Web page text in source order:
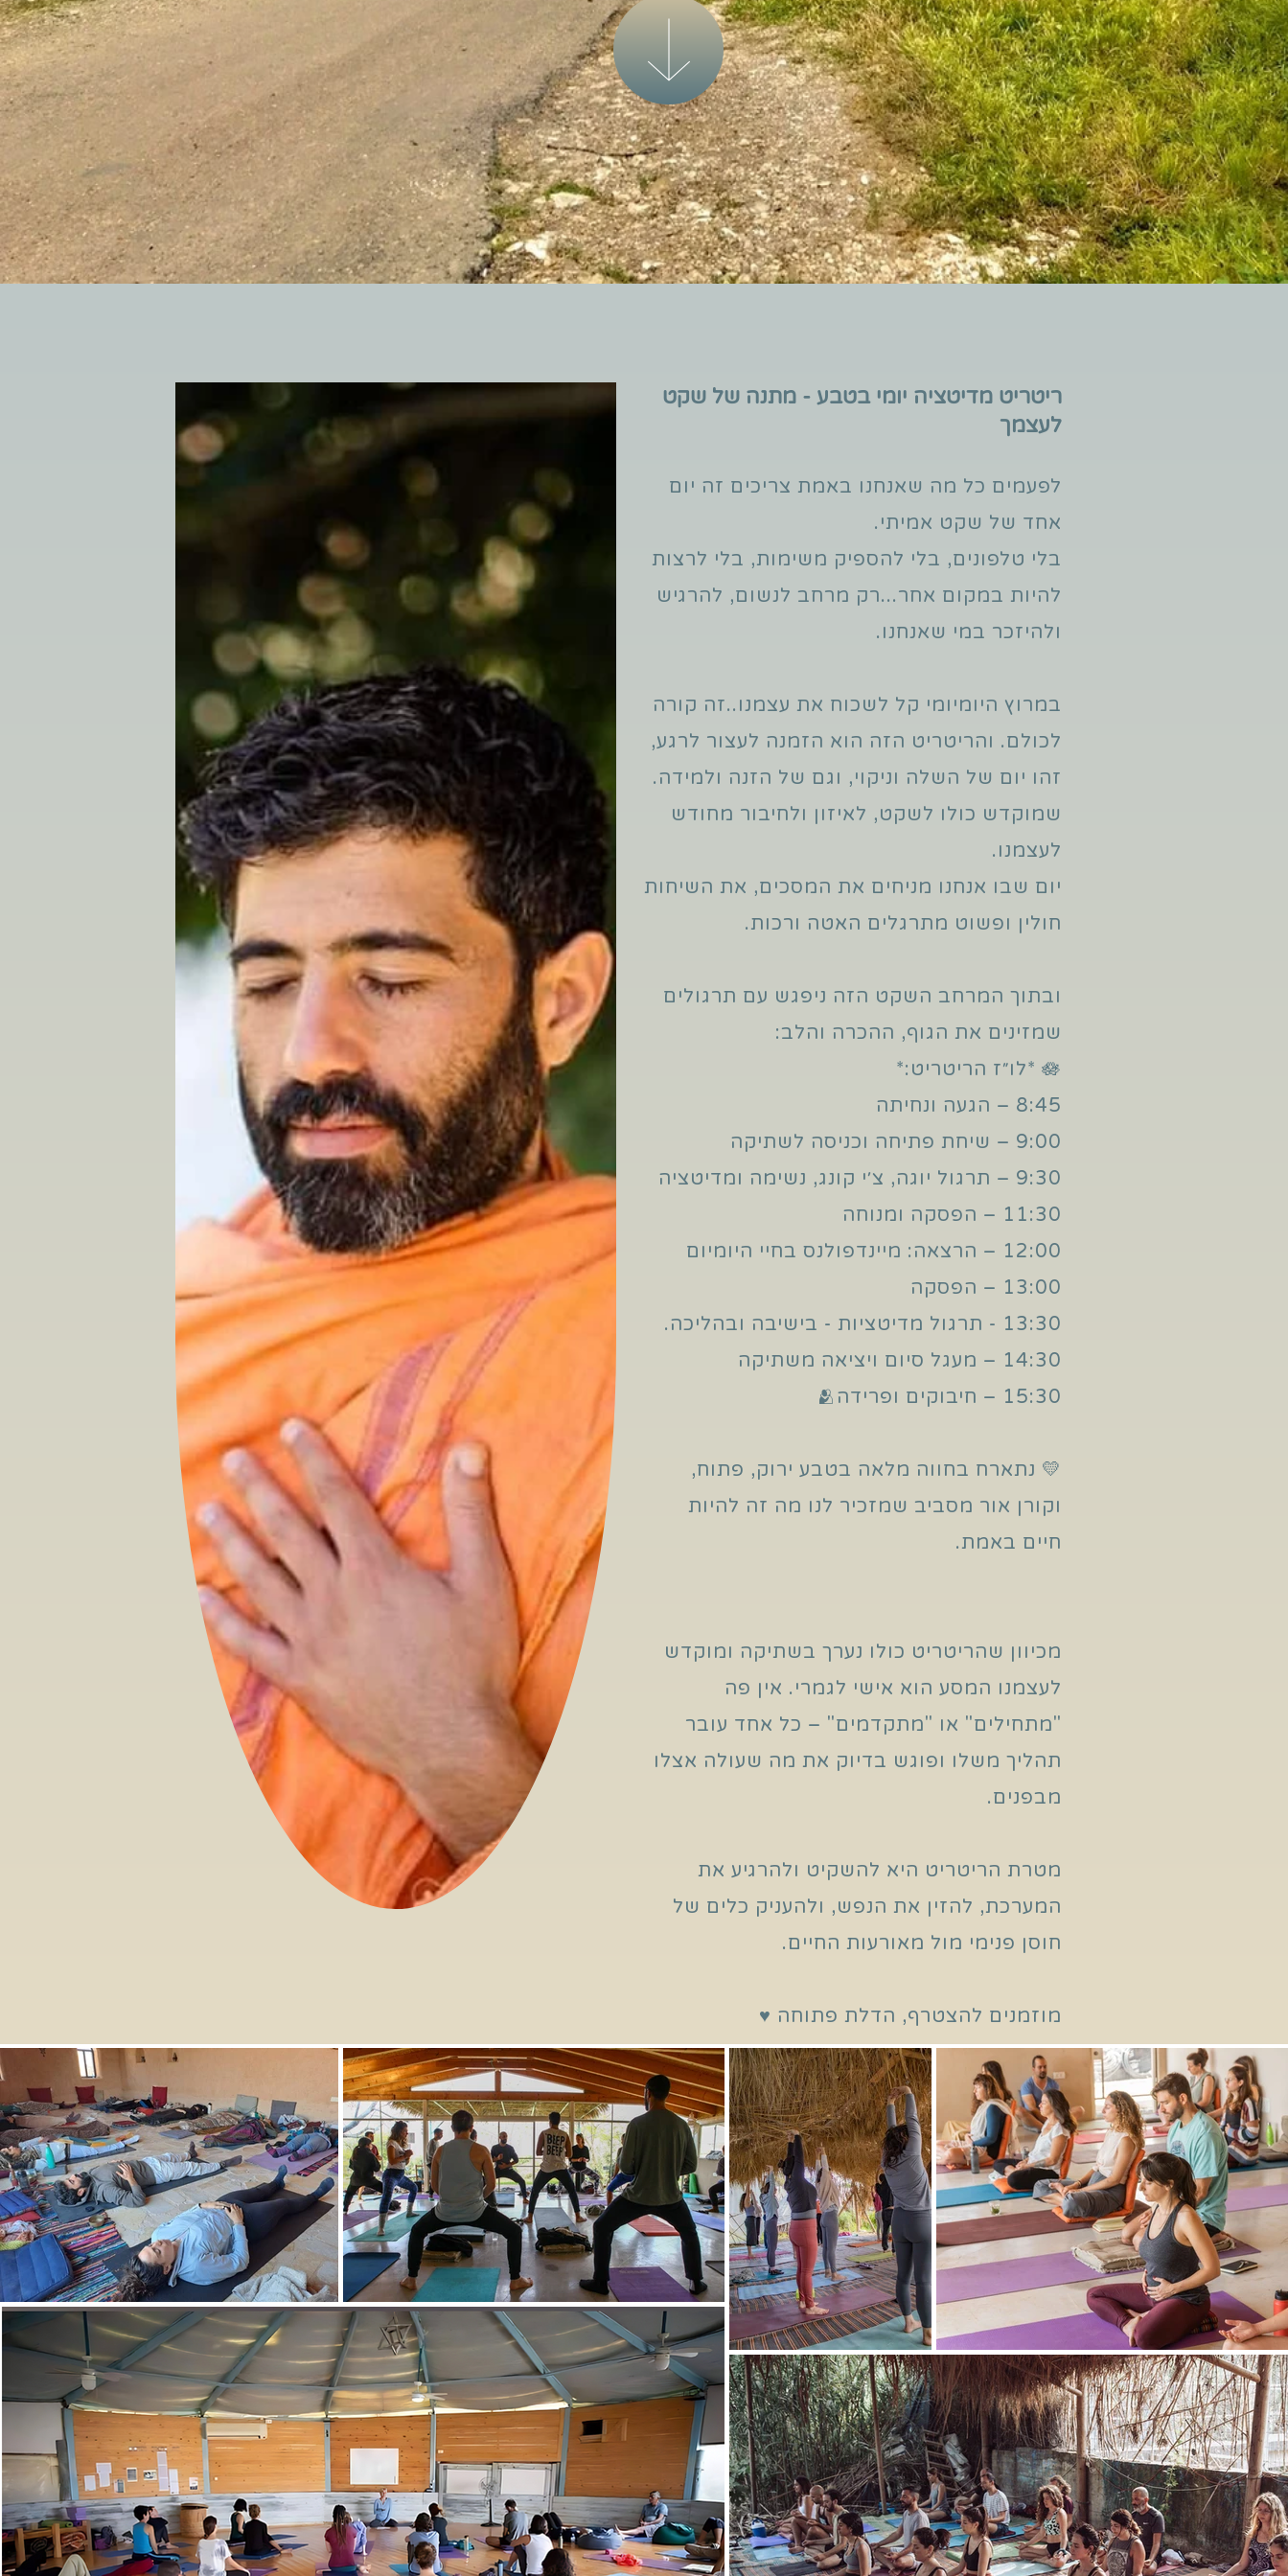
ריטריט מדיטציה יומי בטבע - מתנה של שקט
לעצמך
לפעמים כל מה שאנחנו באמת צריכים זה יום
אחד של שקט אמיתי.
בלי טלפונים, בלי להספיק משימות, בלי לרצות
להיות במקום אחר...רק מרחב לנשום, להרגיש
ולהיזכר במי שאנחנו.
במרוץ היומיומי קל לשכוח את עצמנו..זה קורה
לכולם. והריטריט הזה הוא הזמנה לעצור לרגע,
זהו יום של השלה וניקוי, וגם של הזנה ולמידה.
שמוקדש כולו לשקט, לאיזון ולחיבור מחודש
לעצמנו.
יום שבו אנחנו מניחים את המסכים, את השיחות
חולין ופשוט מתרגלים האטה ורכות.
ובתוך המרחב השקט הזה ניפגש עם תרגולים
שמזינים את הגוף, ההכרה והלב:
🪷 *לו״ז הריטריט:*
8:45 – הגעה ונחיתה
9:00 – שיחת פתיחה וכניסה לשתיקה
9:30 – תרגול יוגה, צ׳י קונג, נשימה ומדיטציה
11:30 – הפסקה ומנוחה
12:00 – הרצאה: מיינדפולנס בחיי היומיום
13:00 – הפסקה
13:30 - תרגול מדיטציות - בישיבה ובהליכה.
14:30 – מעגל סיום ויציאה משתיקה
15:30 – חיבוקים ופרידה🫂
💛 נתארח בחווה מלאה בטבע ירוק, פתוח,
וקורן אור מסביב שמזכיר לנו מה זה להיות
חיים באמת.
מכיוון שהריטריט כולו נערך בשתיקה ומוקדש
לעצמנו המסע הוא אישי לגמרי. אין פה
"מתחילים" או "מתקדמים" – כל אחד עובר
תהליך משלו ופוגש בדיוק את מה שעולה אצלו
מבפנים.
מטרת הריטריט היא להשקיט ולהרגיע את
המערכת, להזין את הנפש, ולהעניק כלים של
חוסן פנימי מול מאורעות החיים.
מוזמנים להצטרף, הדלת פתוחה ♥